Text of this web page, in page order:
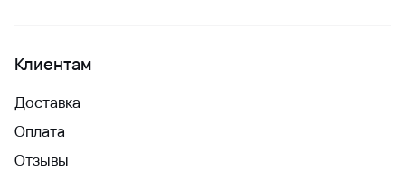
Клиентам
Доставка
Оплата
Отзывы